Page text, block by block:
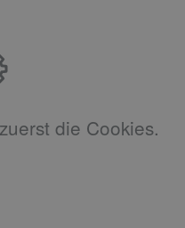
die Cookies.